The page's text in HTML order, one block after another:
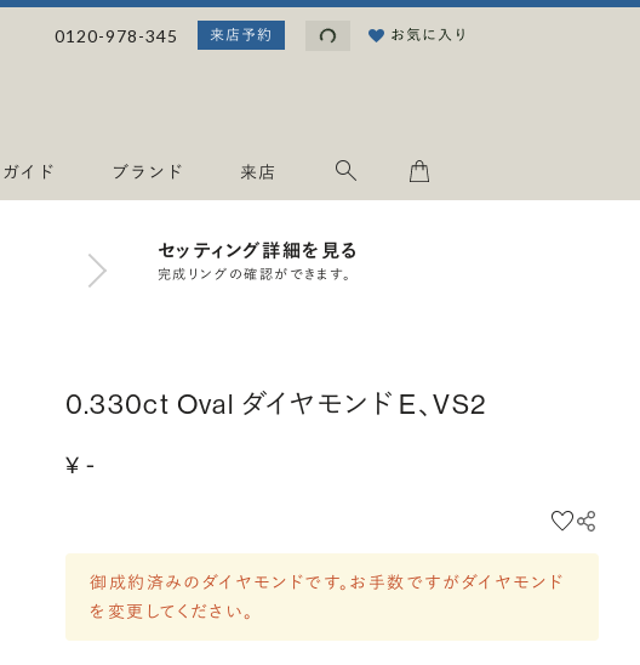
0120-978-345 来店予約 読み込み中...お気に入り
ガイド ブランド 来店
セッティング詳細を見る
完成リングの確認ができます。
0.330ct Oval ダイヤモンド E、VS2
¥ -
御成約済みのダイヤモンドです。お手数ですがダイヤモンド
を変更してください。